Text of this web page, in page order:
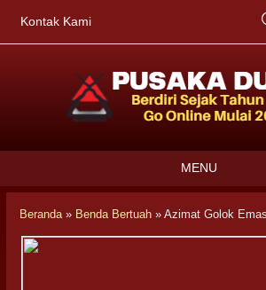
Kontak Kami
MENU
Beranda» Benda Bertuah » Azimat Golok